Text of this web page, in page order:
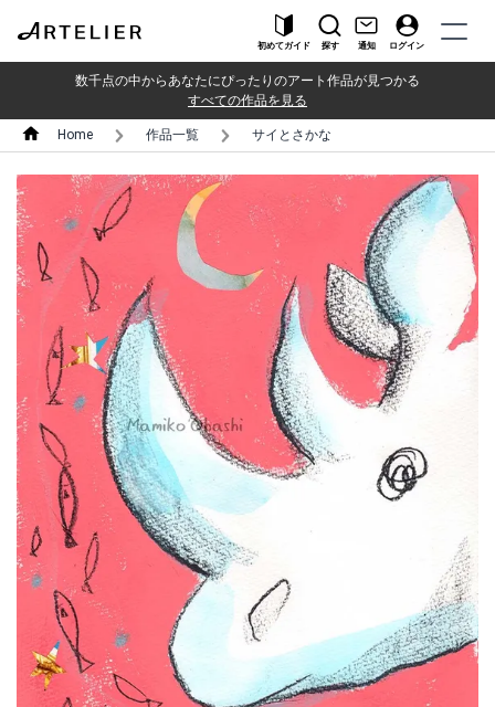
初めてガイド 探す 通知 ログイン
数千点の中からあなたにぴったりのアート作品が見つかる
すべての作品を見る
Home 作品一覧 サイとさかな